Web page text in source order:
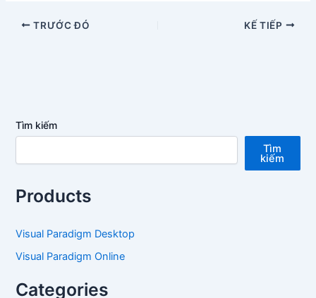
TRƯỚC ĐÓ KẾ TIẾP
Tìm kiếm
Tìm
kiếm
Products
Visual Paradigm Desktop
Visual Paradigm Online
Categories